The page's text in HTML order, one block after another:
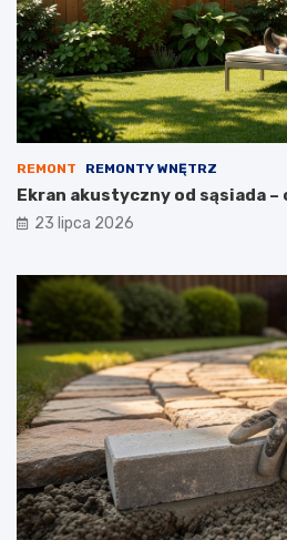
REMONT REMONTY WNĘTRZ
Ekran akustyczny od sąsiada
23 lipca 2026